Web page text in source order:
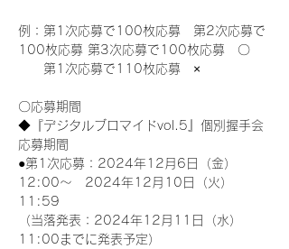
例：第1次応募で100枚応募　第2次応募で
100枚応募 第3次応募で100枚応募　〇
第1次応募で110枚応募　×
〇応募期間
◆『デジタルブロマイドvol.5』個別握手会
応募期間
●第1次応募：2024年12月6日（金）
12:00～　2024年12月10日（火）
11:59
（当落発表：2024年12月11日（水）
11:00までに発表予定）